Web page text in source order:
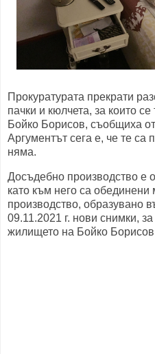
Прокуратурата прекрати
пачки и кюлчета, за които
Бойко Борисов, съобщиха
Аргументът сега е, че те са
няма.
Досъдебно производство е
като към него са
производство, образувано
09.11.2021 г. нови снимки,
жилището на Бойко